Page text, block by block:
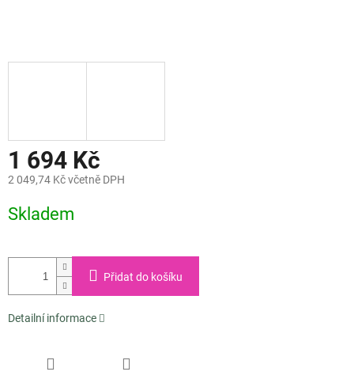
1 694 Kč
2 049,74 Kč včetně DPH
cena:
Skladem
Přidat do košíku
Detailní informace